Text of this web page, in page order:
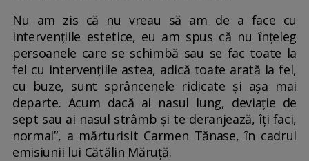
Nu am zis că nu vreau să am de a face cu
intervențiile estetice, eu am spus că nu înțeleg
persoanele care se schimbă sau se fac toate la
fel cu intervențiile astea, adică toate arată la fel,
cu buze, sunt sprâncenele ridicate și așa mai
departe. Acum dacă ai nasul lung, deviație de
sept sau ai nasul strâmb și te deranjează, îți faci,
normal”, a mărturisit Carmen Tănase, în cadrul
emisiunii lui Cătălin Măruță.